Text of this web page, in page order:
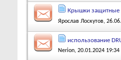
Крышки защитные
Ярослав Лоскутов,
использование
Nerion, 20.01.2024 19:34